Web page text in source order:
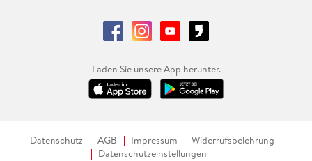
Laden Sie unsere App herunter.
Datenschutz AGB Impressum
Widerrufsbelehrung
Datenschutzeinstellungen